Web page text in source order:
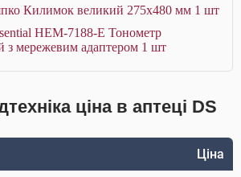
Килимок великий 275х480 мм 1 шт
HEM-7188-E Тонометр
з мережевим адаптером 1 шт
ціна в аптеці DS
Ціна